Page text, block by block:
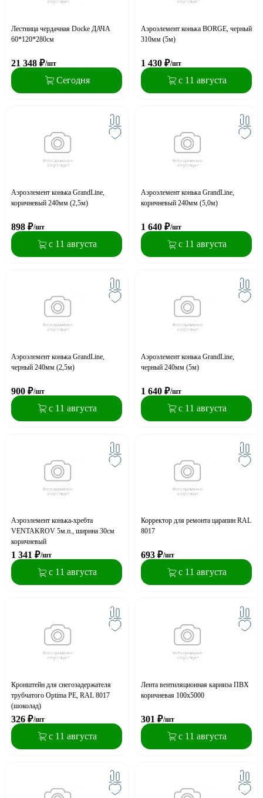
Лестница чердачная Docke ДАЧА
60*120*280см
21 348 ₽/шт
Сегодня
Аэроэлемент конька BORGE, черный
310мм (5м)
1 430 ₽/шт
с 11 августа
Аэроэлемент конька GrandLine,
коричневый 240мм (2,5м)
898 ₽/шт
с 11 августа
Аэроэлемент конька GrandLine,
коричневый 240мм (5,0м)
1 640 ₽/шт
с 11 августа
Аэроэлемент конька GrandLine,
черный 240мм (2,5м)
900 ₽/шт
с 11 августа
Аэроэлемент конька GrandLine,
черный 240мм (5м)
1 640 ₽/шт
с 11 августа
Аэроэлемент конька-хребта
VENTAKROV 5м.п., ширина 30см
коричневый
1 341 ₽/шт
с 11 августа
Корректор для ремонта царапин RAL
8017
693 ₽/шт
с 11 августа
Кронштейн для снегозадержателя
трубчатого Optima PE, RAL 8017
(шоколад)
326 ₽/шт
с 11 августа
Лента вентиляционная карниза ПВХ
коричневая 100х5000
301 ₽/шт
с 11 августа